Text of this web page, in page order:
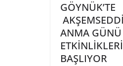
GÖYNÜK’TE
ANMA GÜNÜ
ETKİNLİKLERİ
BAŞLIYOR